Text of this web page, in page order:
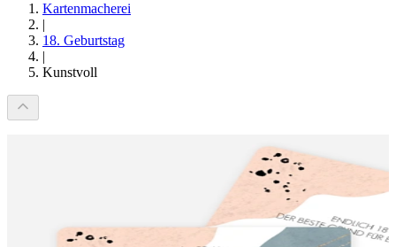
Kartenmacherei
|
18. Geburtstag
|
Kunstvoll